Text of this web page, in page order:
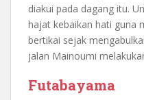
diakui pada dagang itu.
hajat kebaikan hati guna
bertikai sejak
jalan Mainoumi
Futabayama